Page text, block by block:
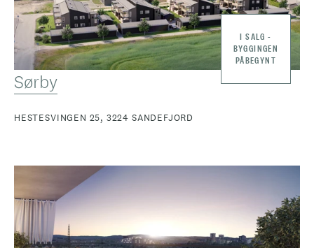
Sørby
HESTESVINGEN 25, 3224 SANDEFJORD
I SALG -
BYGGINGEN
PÅBEGYNT